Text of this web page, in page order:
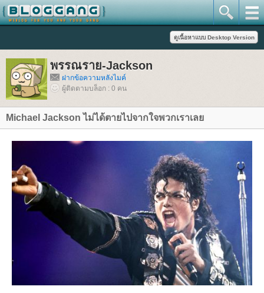
พรรณราย-Jackson
ฝากข้อความหลังไมค์
ผู้ติดตามบล็อก : 0 คน
Michael Jackson ไม่ได้ตายไปจากใจพวกเราเล